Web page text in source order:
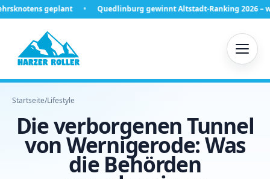
Quedlinburg gewinnt Altstadt-Ranking 2026 – was hinter
Startseite/Lifestyle
Die verborgenen Tunnel
von Wernigerode: Was
die Behörden